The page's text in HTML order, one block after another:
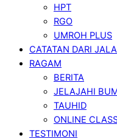
HPT
RGO
UMROH PLUS
CATATAN DARI
RAGAM
BERITA
JELAJAHI
TAUHID
ONLINE
TESTIMONI